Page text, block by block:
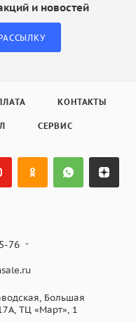
и новостей
КОНТАКТЫ
СЕРВИС
76
Большая
ТЦ «Март», 1